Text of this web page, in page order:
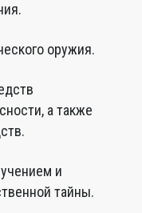
оружия.
а также
и
тайны.